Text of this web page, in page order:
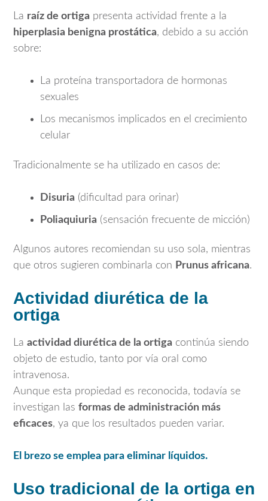
La raíz de ortiga presenta actividad frente a la
hiperplasia benigna prostática, debido a su acción
sobre:
La proteína transportadora de hormonas
sexuales
Los mecanismos implicados en el crecimiento
celular
Tradicionalmente se ha utilizado en casos de:
Disuria (dificultad para orinar)
Poliaquiuria (sensación frecuente de micción)
Algunos autores recomiendan su uso sola, mientras
que otros sugieren combinarla con Prunus africana.
Actividad diurética de la
ortiga
La actividad diurética de la ortiga continúa siendo
objeto de estudio, tanto por vía oral como
intravenosa.
Aunque esta propiedad es reconocida, todavía se
investigan las formas de administración más
eficaces, ya que los resultados pueden variar.
El brezo se emplea para eliminar líquidos.
Uso tradicional de la ortiga en